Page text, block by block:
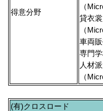
得意分野
（
貸衣
（
車両
専門
人材
（
(有)クロスロード